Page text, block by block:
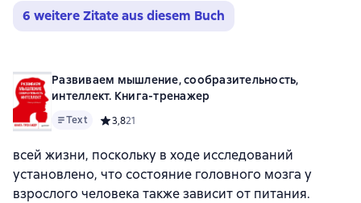
6 weitere Zitate aus diesem Buch
Развиваем мышление, сообразительность,
интеллект. Книга-тренажер
Text Средний рейтинг 3,8 на основе 21 оценок
3,821
всей жизни, поскольку в ходе исследований
установлено, что состояние головного мозга у
взрослого человека также зависит от питания.